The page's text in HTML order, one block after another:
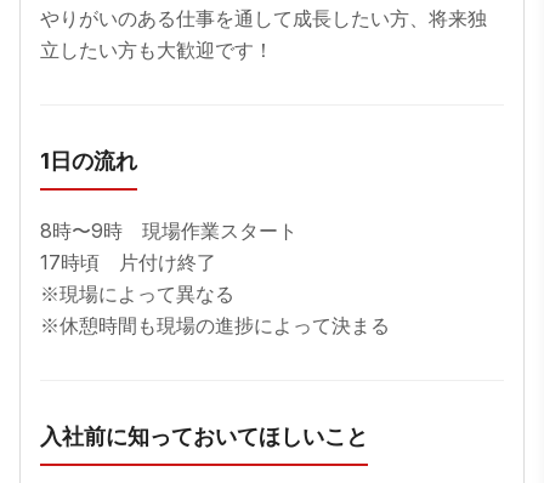
やりがいのある仕事を通して成長したい方、将来独
立したい方も大歓迎です！
1日の流れ
8時〜9時　現場作業スタート
17時頃　片付け終了
※現場によって異なる
※休憩時間も現場の進捗によって決まる
入社前に知っておいてほしいこと